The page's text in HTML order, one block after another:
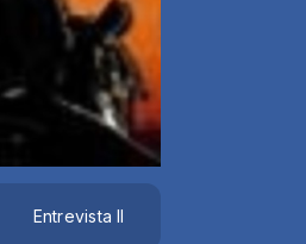
Entrevista II